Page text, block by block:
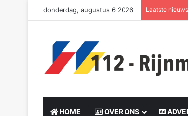
donderdag, augustus 6 2026 Laatste nieuws
HOME OVER ONS